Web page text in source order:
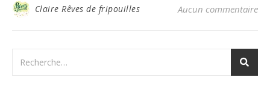
Claire Rêves de fripouilles Aucun commentaire